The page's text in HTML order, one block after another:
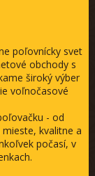
poľovnícky svet
obchody s
široký výber
voľnočasové
- od
kvalitne a
počasí, v